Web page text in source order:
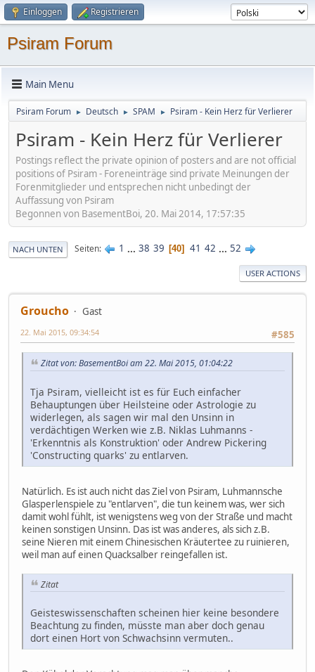
Einloggen Registrieren
Psiram Forum
Main Menu
Psiram Forum ► Deutsch ► SPAM ► Psiram - Kein Herz für Verlierer
Psiram - Kein Herz für Verlierer
Postings reflect the private opinion of posters and are not official
positions of Psiram - Foreneinträge sind private Meinungen der
Forenmitglieder und entsprechen nicht unbedingt der
Auffassung von Psiram
Begonnen von BasementBoi, 20. Mai 2014, 17:57:35
NACH UNTEN Seiten 1 ... 38 39 40 41 42 ... 52
USER ACTIONS
Groucho
Gast
#585
22. Mai 2015, 09:34:54
Zitat von: BasementBoi am 22. Mai 2015, 01:04:22
Tja Psiram, vielleicht ist es für Euch einfacher
Behauptungen über Heilsteine oder Astrologie zu
widerlegen, als sagen wir mal den Unsinn in
verdächtigen Werken wie z.B. Niklas Luhmanns -
'Erkenntnis als Konstruktion' oder Andrew Pickering
'Constructing quarks' zu entlarven.
Natürlich. Es ist auch nicht das Ziel von Psiram, Luhmannsche
Glasperlenspiele zu "entlarven", die tun keinem was, wer sich
damit wohl fühlt, ist wenigstens weg von der Straße und macht
keinen sonstigen Unsinn. Das ist was anderes, als sich z.B.
seine Nieren mit einem Chinesischen Kräutertee zu ruinieren,
weil man auf einen Quacksalber reingefallen ist.
Zitat
Geisteswissenschaften scheinen hier keine besondere
Beachtung zu finden, müsste man aber doch genau
dort einen Hort von Schwachsinn vermuten..